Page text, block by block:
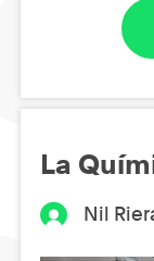
La
Nil